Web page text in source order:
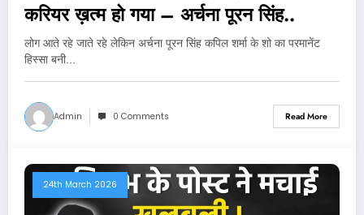
करियर ख़त्म हो गया – अर्चना पूरन सिंह..
लोग आते रहे जाते रहे लेकिन अर्चना पूरन सिंह कपिल शर्मा के शो का परमानेंट
हिस्सा बनी…
Admin 0 Comments Read More
24th March 2026